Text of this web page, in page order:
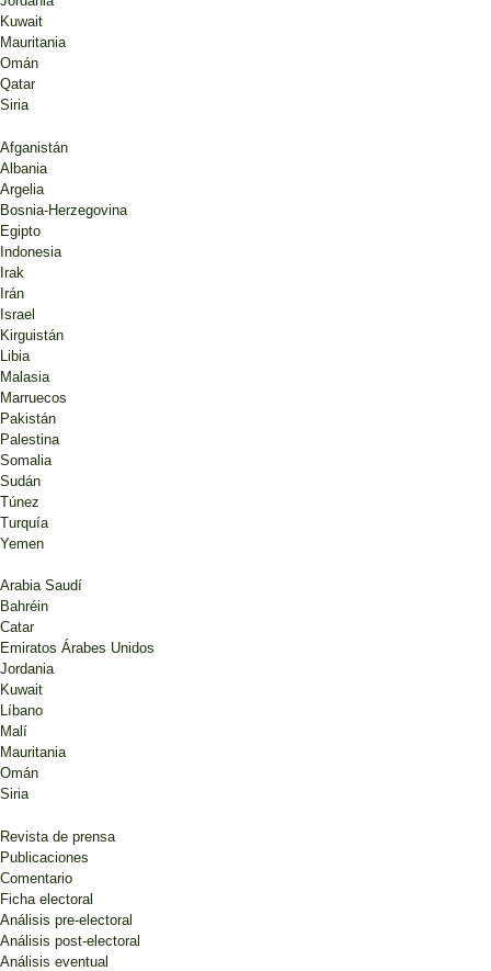
Kuwait
Mauritania
Omán
Qatar
Siria
Afganistán
Albania
Argelia
Bosnia-Herzegovina
Egipto
Indonesia
Irak
Irán
Israel
Kirguistán
Libia
Malasia
Marruecos
Pakistán
Palestina
Somalia
Sudán
Túnez
Turquía
Yemen
Arabia Saudí
Bahréin
Catar
Emiratos Árabes Unidos
Jordania
Kuwait
Líbano
Malí
Mauritania
Omán
Siria
Revista de prensa
Publicaciones
Comentario
Ficha electoral
Análisis pre-electoral
Análisis post-electoral
Análisis eventual